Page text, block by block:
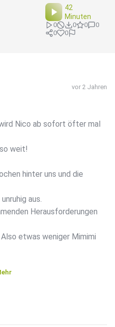
42
Minuten
0 0 0
0
0
0
vor 2 Jahren
Nico ab sofort öfter mal
weit!
hinter uns und die
aus.
Herausforderungen
etwas weniger Mimimi